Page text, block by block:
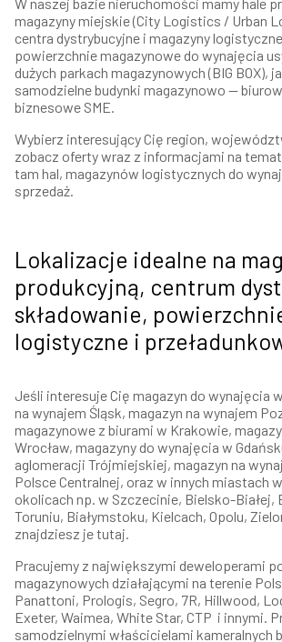
magazyny miejskie (City Logistics / Urban
centra dystrybucyjne i magazyny
powierzchnie magazynowe do wynajęcia
dużych parkach magazynowych (BIG BOX),
samodzielne budynki magazynowo —
biznesowe SME.
Wybierz interesujący Cię region,
zobacz oferty wraz z informacjami na
tam hal, magazynów logistycznych do
sprzedaż.
Lokalizacje idealne na
produkcyjną, centrum
składowanie,
logistyczne i
Jeśli interesuje Cię magazyn do wynajęcia
na wynajem Śląsk, magazyn na wynajem
magazynowe z biurami w Krakowie,
Wrocław, magazyny do wynajęcia w
aglomeracji Trójmiejskiej, magazyn na
Polsce Centralnej, oraz w innych miastach
okolicach np. w Szczecinie, Bielsko-Białej,
Toruniu, Białymstoku, Kielcach, Opolu,
znajdziesz je tutaj.
Pracujemy z największymi deweloperami
magazynowych działającymi na terenie
Panattoni, Prologis, Segro, 7R, Hillwood,
Exeter, Waimea, White Star, CTP i innymi.
samodzielnymi właścicielami kameralnych